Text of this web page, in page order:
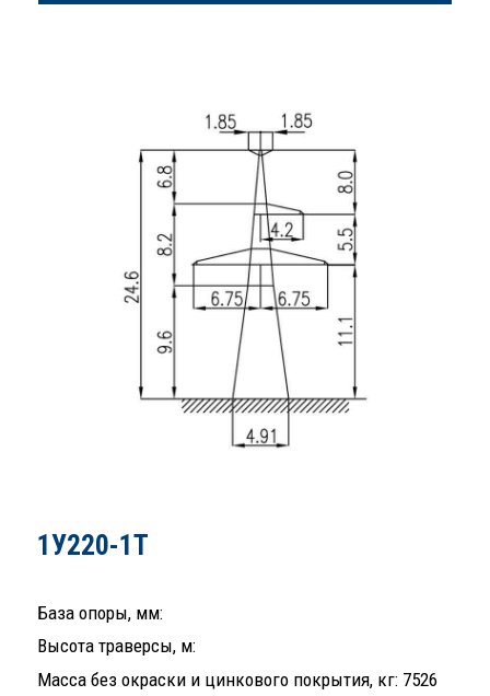
1У220-1Т
База опоры, мм:
Высота траверсы, м:
Масса без окраски и цинкового покрытия, кг: 7526